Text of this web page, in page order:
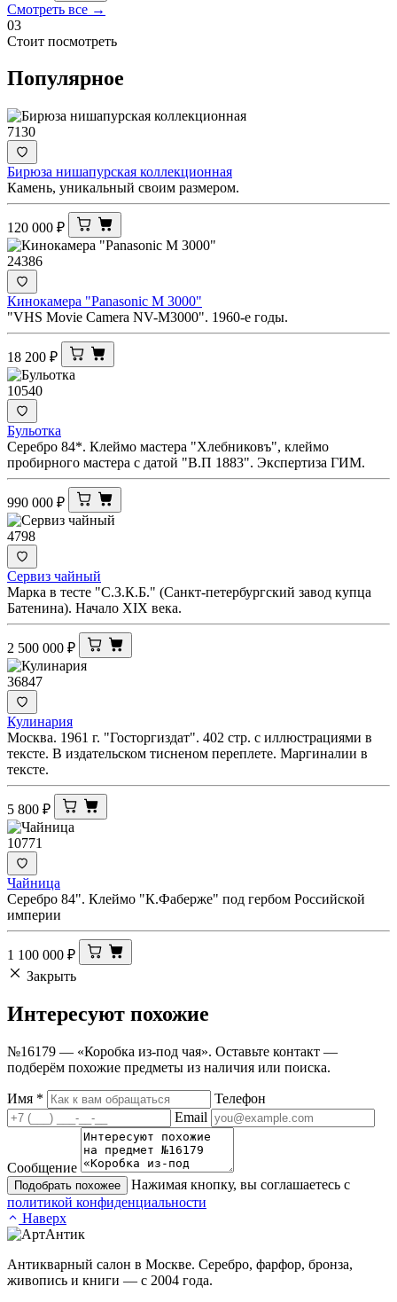
Смотреть все →
03
Стоит посмотреть
Популярное
7130
Бирюза нишапурская коллекционная
Камень, уникальный своим размером.
120 000 ₽
24386
Кинокамера "Panasonic M 3000"
"VHS Movie Camera NV-M3000". 1960-е годы.
18 200 ₽
10540
Бульотка
Серебро 84*. Клеймо мастера "Хлебниковъ", клеймо
пробирного мастера с датой "В.П 1883". Экспертиза ГИМ.
990 000 ₽
4798
Сервиз чайный
Марка в тесте "С.З.К.Б." (Санкт-петербургский завод купца
Батенина). Начало XIX века.
2 500 000 ₽
36847
Кулинария
Москва. 1961 г. "Госторгиздат". 402 стр. с иллюстрациями в
тексте. В издательском тисненом переплете. Маргиналии в
тексте.
5 800 ₽
10771
Чайница
Серебро 84". Клеймо "К.Фаберже" под гербом Российской
империи
1 100 000 ₽
Закрыть
Интересуют похожие
№16179 — «Коробка из-под чая». Оставьте контакт —
подберём похожие предметы из наличия или поиска.
Имя *
Телефон
Email
Сообщение
Подобрать похожее
Нажимая кнопку, вы соглашаетесь с
политикой конфиденциальности
Наверх
Антикварный салон в Москве. Серебро, фарфор, бронза,
живопись и книги — с 2004 года.